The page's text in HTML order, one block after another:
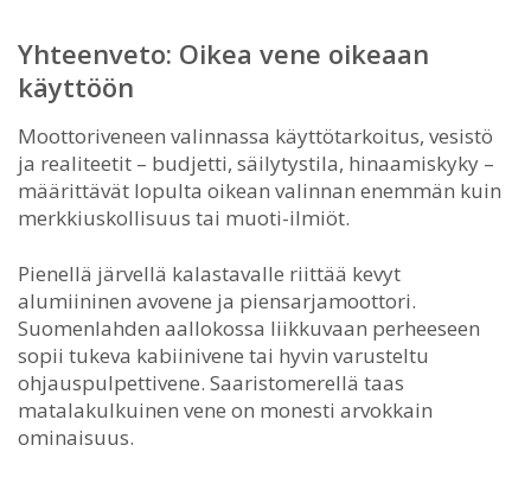
Yhteenveto: Oikea vene oikeaan
käyttöön
Moottoriveneen valinnassa käyttötarkoitus, vesistö
ja realiteetit – budjetti, säilytystila, hinaamiskyky –
määrittävät lopulta oikean valinnan enemmän kuin
merkkiuskollisuus tai muoti-ilmiöt.
Pienellä järvellä kalastavalle riittää kevyt
alumiininen avovene ja piensarjamoottori.
Suomenlahden aallokossa liikkuvaan perheeseen
sopii tukeva kabiinivene tai hyvin varusteltu
ohjauspulpettivene. Saaristomerellä taas
matalakulkuinen vene on monesti arvokkain
ominaisuus.